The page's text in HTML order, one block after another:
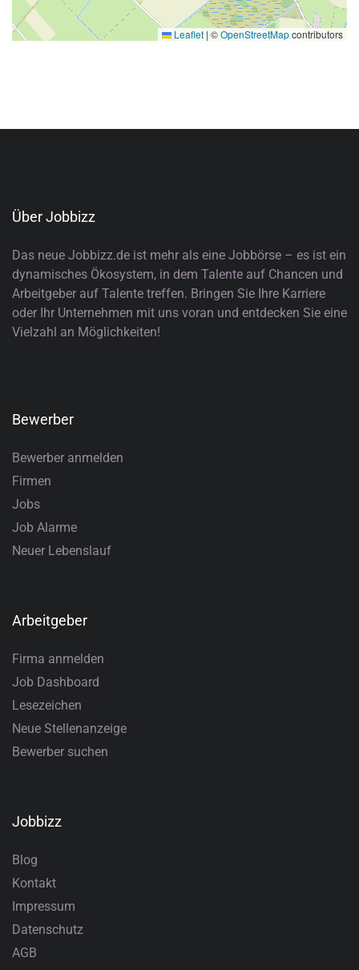
Leaflet | ©OpenStreetMapcontributors
Über Jobbizz
Das neue Jobbizz.de ist mehr als eine Jobbörse – es ist ein
dynamisches Ökosystem, in dem Talente auf Chancen und
Arbeitgeber auf Talente treffen. Bringen Sie Ihre Karriere
oder Ihr Unternehmen mit uns voran und entdecken Sie eine
Vielzahl an Möglichkeiten!
Bewerber
Bewerber anmelden
Firmen
Jobs
Job Alarme
Neuer Lebenslauf
Arbeitgeber
Firma anmelden
Job Dashboard
Lesezeichen
Neue Stellenanzeige
Bewerber suchen
Jobbizz
Blog
Kontakt
Impressum
Datenschutz
AGB